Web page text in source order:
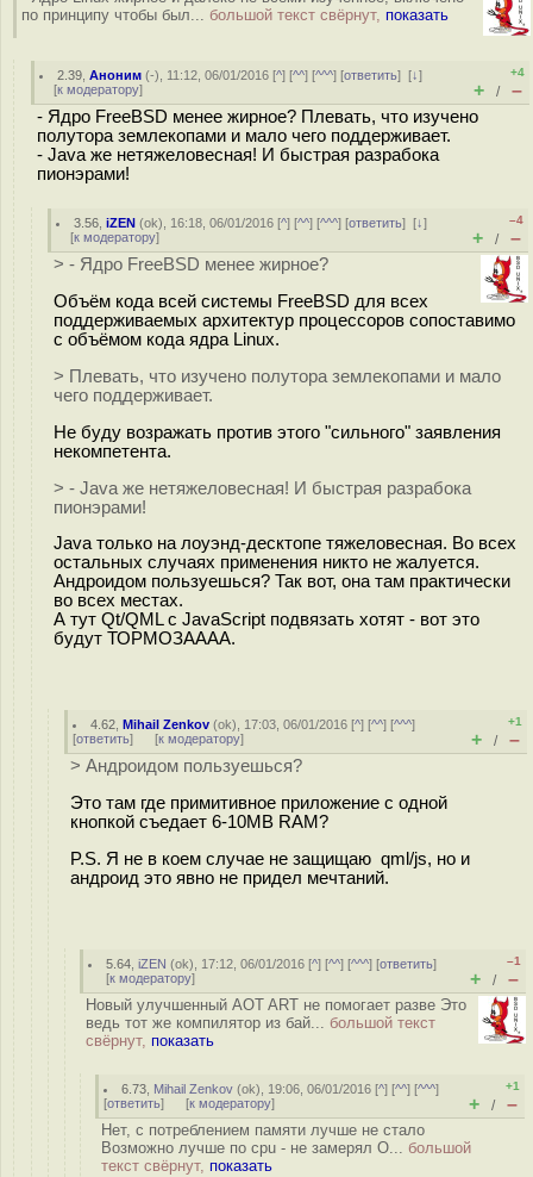
по принципу чтобы был... большой текст свёрнут, показать
2.39 ,Аноним (-), 11:12, 06/01/2016 [^] [^^] [^^^] [ответить][↓]
[к модератору]
+4
+ / –
- Ядро FreeBSD менее жирное? Плевать, что изучено
полутора землекопами и мало чего поддерживает.
- Java же нетяжеловесная! И быстрая разрабока
пионэрами!
3.56 ,iZEN (ok), 16:18, 06/01/2016 [^] [^^] [^^^] [ответить][↓]
[к модератору]
–4
+ / –
> - Ядро FreeBSD менее жирное?
Объём кода всей системы FreeBSD для всех
поддерживаемых архитектур процессоров сопоставимо
с объёмом кода ядра Linux.
> Плевать, что изучено полутора землекопами и мало
чего поддерживает.
Не буду возражать против этого "сильного" заявления
некомпетента.
> - Java же нетяжеловесная! И быстрая разрабока
пионэрами!
Java только на лоуэнд-десктопе тяжеловесная. Во всех
остальных случаях применения никто не жалуется.
Андроидом пользуешься? Так вот, она там практически
во всех местах.
А тут Qt/QML с JavaScript подвязать хотят - вот это
будут ТОРМОЗАААА.
4.62 ,Mihail Zenkov (ok), 17:03, 06/01/2016 [^] [^^] [^^^]
[ответить] [к модератору]
+1
+ / –
> Андроидом пользуешься?
Это там где примитивное приложение с одной
кнопкой съедает 6-10MB RAM?
P.S. Я не в коем случае не защищаю qml/js, но и
андроид это явно не придел мечтаний.
5.64 ,iZEN (ok), 17:12, 06/01/2016 [^] [^^] [^^^] [ответить]
[к модератору]
–1
+ / –
Новый улучшенный AOT ART не помогает разве Это
ведь тот же компилятор из бай... большой текст
свёрнут, показать
6.73 Mihail Zenkov (ok), 19:06, 06/01/2016 [^] [^^] [^^^]
[ответить] [к модератору]
+1
+ / –
Нет, с потреблением памяти лучше не стало
Возможно лучше по cpu - не замерял О... большой
текст свёрнут, показать